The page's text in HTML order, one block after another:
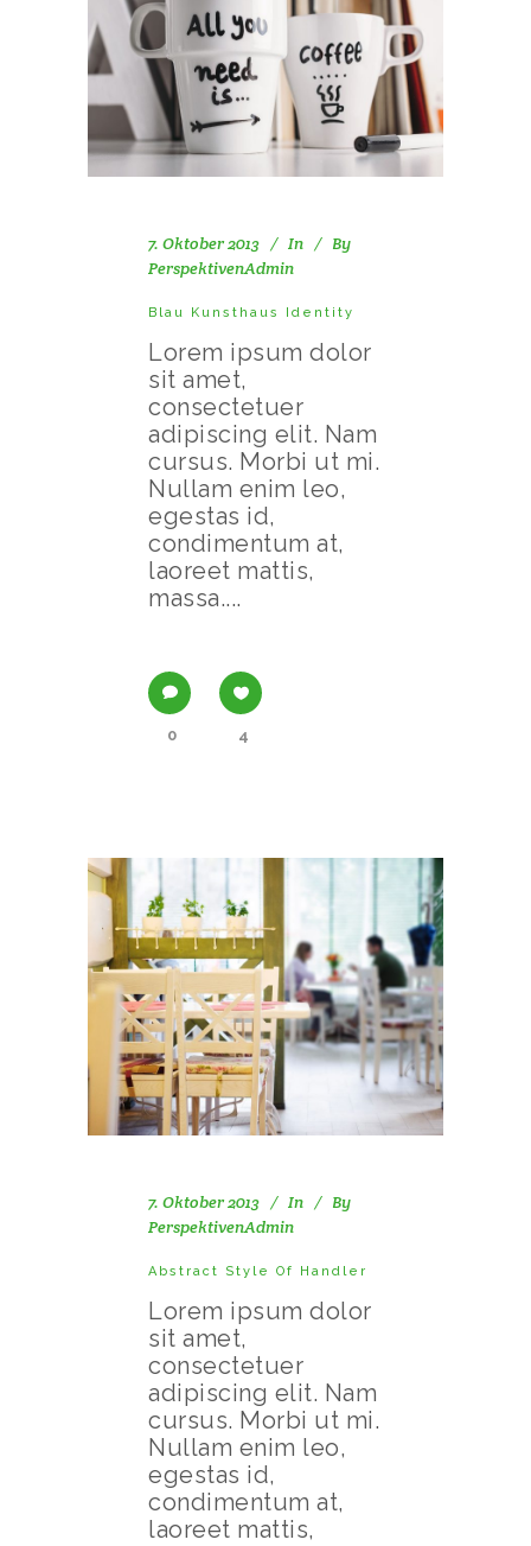
7. Oktober 2013 In
By
PerspektivenAdmin
Blau Kunsthaus Identity
Lorem ipsum dolor
sit amet,
consectetuer
adipiscing elit. Nam
cursus. Morbi ut mi.
Nullam enim leo,
egestas id,
condimentum at,
laoreet mattis,
massa....
0 4
7. Oktober 2013 In
By
PerspektivenAdmin
Abstract Style Of Handler
Lorem ipsum dolor
sit amet,
consectetuer
adipiscing elit. Nam
cursus. Morbi ut mi.
Nullam enim leo,
egestas id,
condimentum at,
laoreet mattis,